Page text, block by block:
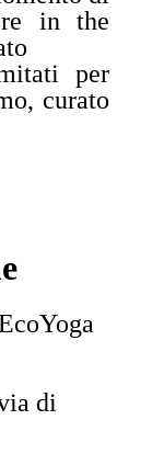
in the
per
curato
di